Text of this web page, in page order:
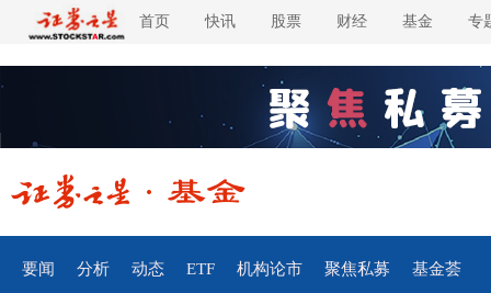
首页 快讯 股票 财经 基金 专
要闻 分析 动态 ETF 机构论市 聚焦私募 基金荟